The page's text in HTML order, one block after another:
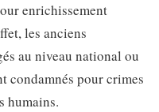
enrichissement
les anciens
au niveau national ou
condamnés pour crimes
humains.